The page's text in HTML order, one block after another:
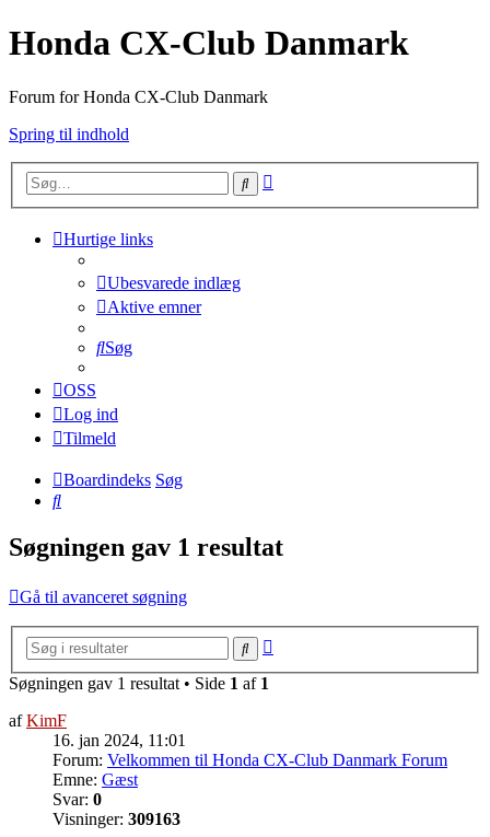
Honda CX-Club Danmark
Forum for Honda CX-Club Danmark
Spring til indhold
Søg
Hurtige links
Ubesvarede indlæg
Aktive emner
Søg
OSS
Log ind
Tilmeld
Boardindeks Søg
Søg
Søgningen gav 1 resultat
Gå til avanceret søgning
Søg
Søgningen gav 1 resultat • Side 1 af 1
afKimF
16. jan 2024, 11:01
Forum: Velkommen til Honda CX-Club Danmark Forum
Emne: Gæst
Svar: 0
Visninger: 309163